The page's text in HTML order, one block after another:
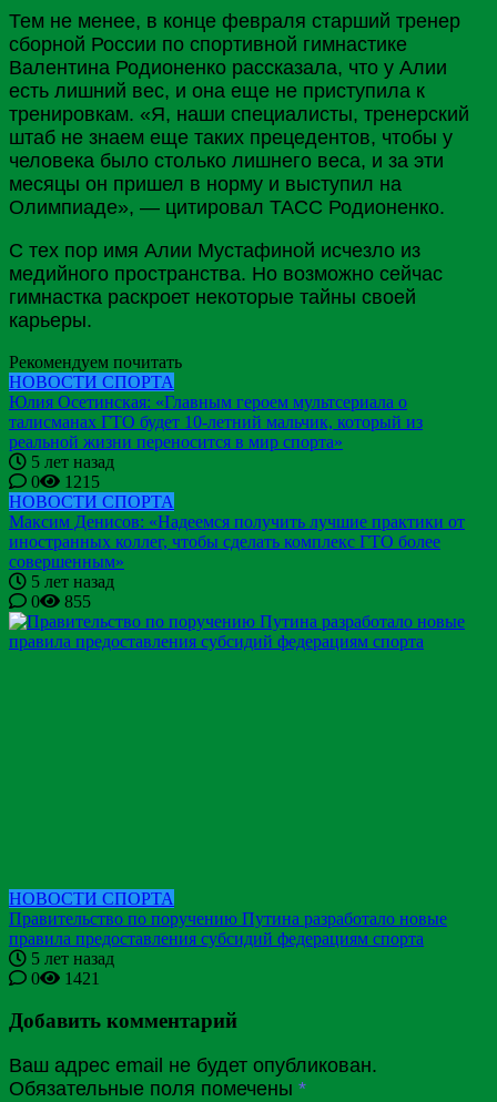
Тем не менее, в конце февраля старший тренер
сборной России по спортивной гимнастике
Валентина Родионенко рассказала, что у Алии
есть лишний вес, и она еще не приступила к
тренировкам. «Я, наши специалисты, тренерский
штаб не знаем еще таких прецедентов, чтобы у
человека было столько лишнего веса, и за эти
месяцы он пришел в норму и выступил на
Олимпиаде», — цитировал ТАСС Родионенко.
С тех пор имя Алии Мустафиной исчезло из
медийного пространства. Но возможно сейчас
гимнастка раскроет некоторые тайны своей
карьеры.
Рекомендуем почитать
НОВОСТИ СПОРТА
Юлия Осетинская: «Главным героем мультсериала о
талисманах ГТО будет 10-летний мальчик, который из
реальной жизни переносится в мир спорта»
5 лет назад
0
1215
НОВОСТИ СПОРТА
Максим Денисов: «Надеемся получить лучшие практики от
иностранных коллег, чтобы сделать комплекс ГТО более
совершенным»
5 лет назад
0
855
НОВОСТИ СПОРТА
Правительство по поручению Путина разработало новые
правила предоставления субсидий федерациям спорта
5 лет назад
0
1421
Добавить комментарий
Ваш адрес email не будет опубликован.
Обязательные поля помечены *